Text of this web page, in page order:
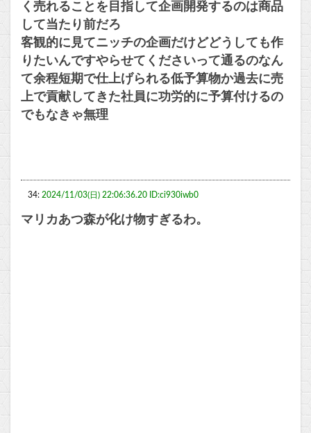
く売れることを目指して企画開発するのは商品
して当たり前だろ
客観的に見てニッチの企画だけどどうしても作
りたいんですやらせてくださいって通るのなん
て余程短期で仕上げられる低予算物か過去に売
上で貢献してきた社員に功労的に予算付けるの
でもなきゃ無理
34: 2024/11/03(日) 22:06:36.20 ID:ci930iwb0
マリカあつ森が化け物すぎるわ。